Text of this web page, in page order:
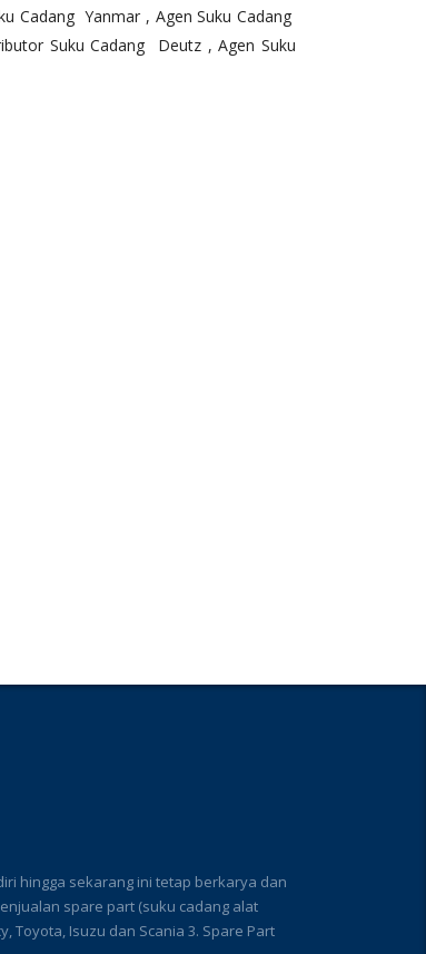
Cadang Yanmar , Agen Suku Cadang
Suku Cadang Deutz , Agen Suku
hingga sekarang ini tetap berkarya dan
spare part (suku cadang alat
Toyota, Isuzu dan Scania 3. Spare Part